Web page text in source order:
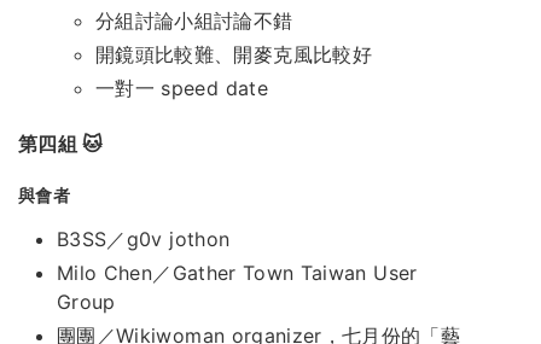
分組討論小組討論不錯
開鏡頭比較難、開麥克風比較好
一對一 speed date
第四組 🐱
與會者
B3SS／g0v jothon
Milo Chen／Gather Town Taiwan User
Group
團團／Wikiwoman organizer，七月份的「藝